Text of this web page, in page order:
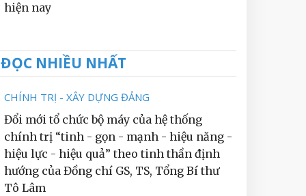
hiện nay
ĐỌC NHIỀU NHẤT
CHÍNH TRỊ - XÂY DỰNG ĐẢNG
Đổi mới tổ chức bộ máy của hệ thống
chính trị “tinh - gọn - mạnh - hiệu năng -
hiệu lực - hiệu quả” theo tinh thần định
hướng của Đồng chí GS, TS, Tổng Bí thư
Tô Lâm